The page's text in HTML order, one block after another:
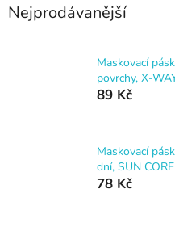
Nejprodávanější
Maskovací
povrchy, X-
89 Kč
Maskovací
dní, SUN
78 Kč